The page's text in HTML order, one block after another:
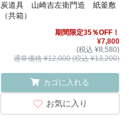
炭道具 山崎吉左衛門造 紙釜敷
（共箱）
期間限定35％OFF！
¥7,800
(税込 ¥8,580)
通常価格 ¥12,000 (税込 ¥13,200)
カゴに入れる
お気に入り